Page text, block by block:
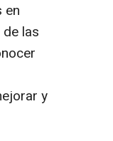
en
las
y